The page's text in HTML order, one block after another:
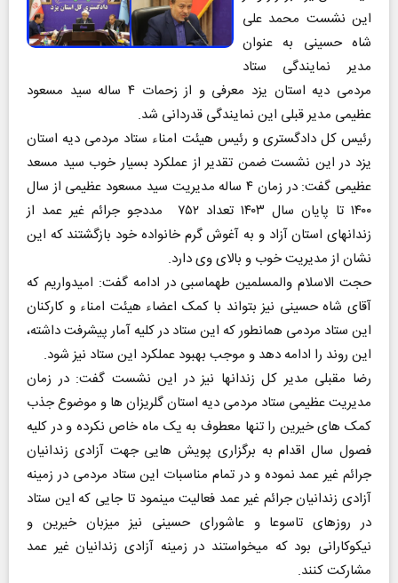
این نشست محمد علی
شاه حسینی به عنوان
مدیر نمایندگی ستاد
مردمی دیه استان یزد معرفی و از زحمات ۴ ساله سید مسعود
عظیمی مدیر قبلی این نمایندگی قدردانی شد.
رئیس کل دادگستری و رئیس هیئت امناء ستاد مردمی دیه استان
یزد در این نشست ضمن تقدیر از عملکرد بسیار خوب سید مسعد
عظیمی گفت: در زمان ۴ ساله مدیریت سید مسعود عظیمی از سال
۱۴۰۰ تا پایان سال ۱۴۰۳ تعداد ۷۵۲ مددجو جرائم غیر عمد از
زندانهای استان آزاد و به آغوش گرم خانواده خود بازگشتند که این
نشان از مدیریت خوب و بالای وی دارد.
حجت الاسلام والمسلمین طهماسبی در ادامه گفت: امیدواریم که
آقای شاه حسینی نیز بتواند با کمک اعضاء هیئت امناء و کارکنان
این ستاد مردمی همانطور که این ستاد در کلیه آمار پیشرفت داشته،
این روند را ادامه دهد و موجب بهبود عملکرد این ستاد نیز شود.
رضا مقبلی مدیر کل زندانها نیز در این نشست گفت: در زمان
مدیریت عظیمی ستاد مردمی دیه استان گلریزان ها و موضوع جذب
کمک های خیرین را تنها معطوف به یک ماه خاص نکرده و در کلیه
فصول سال اقدام به برگزاری پویش هایی جهت آزادی زندانیان
جرائم غیر عمد نموده و در تمام مناسبات این ستاد مردمی در زمینه
آزادی زندانیان جرائم غیر عمد فعالیت مینمود تا جایی که این ستاد
در روزهای تاسوعا و عاشورای حسینی نیز میزبان خیرین و
نیکوکارانی بود که میخواستند در زمینه آزادی زندانیان غیر عمد
مشارکت کنند.